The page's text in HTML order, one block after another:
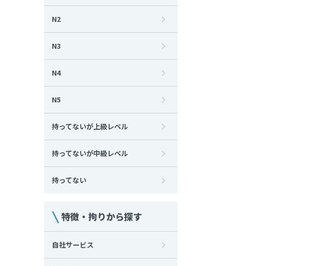
N2
N3
N4
N5
持ってないが上級レベル
持ってないが中級レベル
持ってない
特徴・拘りから探す
自社サービス